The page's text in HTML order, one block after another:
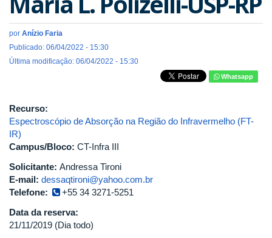
por Anízio Faria
Publicado: 06/04/2022 - 15:30
Última modificação: 06/04/2022 - 15:30
Whatsapp
Recurso:
Espectroscópio de Absorção na Região do Infravermelho (FT-
IR)
Campus/Bloco: CT-Infra III
Solicitante: Andressa Tironi
E-mail: dessaqtironi@yahoo.com.br
Telefone:
+55 34 3271-5251
Data da reserva:
21/11/2019 (Dia todo)